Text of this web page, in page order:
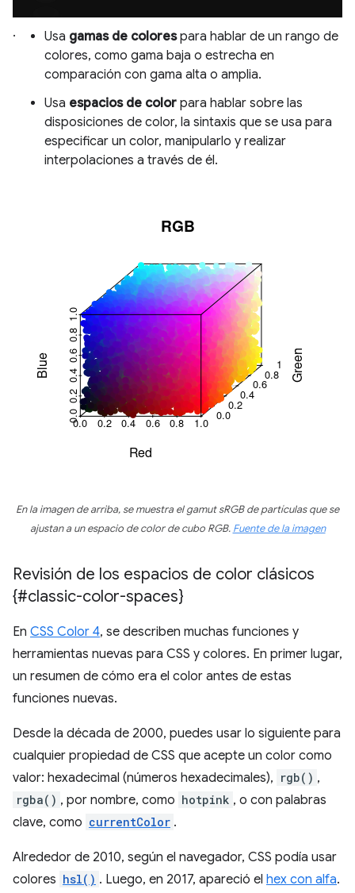
. Usa gamas de colorespara hablar de un rango de
colores, como gama baja o estrecha en
comparación con gama alta o amplia.
Usa espacios de color para hablar sobre las
disposiciones de color, la sintaxis que se usa para
especificar un color, manipularlo y realizar
interpolaciones a través de él.
En la imagen de arriba, se muestra el gamut sRGB de partículas que se
ajustan a un espacio de color de cubo RGB. Fuente de la imagen
Revisión de los espacios de color clásicos
{#classic-color-spaces}
En CSS Color 4, se describen muchas funciones y
herramientas nuevas para CSS y colores. En primer lugar,
un resumen de cómo era el color antes de estas
funciones nuevas.
Desde la década de 2000, puedes usar lo siguiente para
cualquier propiedad de CSS que acepte un color como
valor: hexadecimal (números hexadecimales), rgb() ,
rgba() , por nombre, como hotpink , o con palabras
clave, como currentColor .
Alrededor de 2010, según el navegador, CSS podía usar
colores hsl() . Luego, en 2017, apareció el hex con alfa.